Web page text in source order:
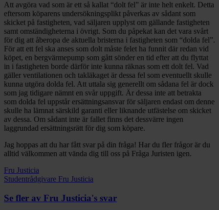
Att avgöra vad som är ett så kallat “dolt fel” är inte helt enkelt. Detta
eftersom köparens undersökningsplikt påverkas av sådant som
skicket på fastigheten, vad säljaren upplyst om gällande fastigheten
samt omständigheterna i övrigt. Som du påpekat kan det vara svårt
för dig att åberopa de aktuella bristerna i fastigheten som “dolda fel”.
För att ett fel ska anses som dolt måste felet ha funnit där redan vid
köpet, en bergvärmepump som gått sönder en tid efter att du flyttat
in i fastigheten borde därför inte kunna räknas som ett dolt fel. Vad
gäller ventilationen och takläkaget är dessa fel som eventuellt skulle
kunna utgöra dolda fel. Att uttala sig generellt om sådana fel är dock
som jag tidigare nämnt en svår uppgift. Är dessa inte att betrakta
som dolda fel uppstår ersättningsansvar för säljaren endast om denne
skulle ha lämnat särskild garanti eller liknande utfästelse om skicket
av dessa. Om sådant inte är fallet finns det dessvärre ingen
laggrundad ersättningsrätt för dig som köpare.
Jag hoppas att du har fått svar på din fråga! Har du fler frågor är du
alltid välkommen att vända dig till oss på Fråga Juristen igen.
Fru Justicia
Studentrådgivare Fru Justicia
Se fler av Fru Justicia's svar